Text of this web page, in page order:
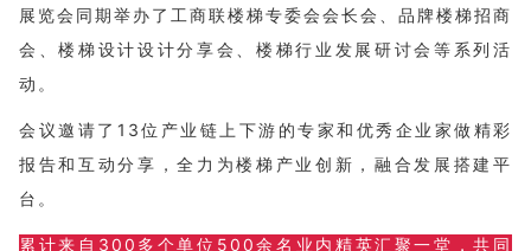
展览会同期举办了工商联楼梯专委会会长会、品牌楼梯招商
会、楼梯设计设计分享会、楼梯行业发展研讨会等系列活
动。
会议邀请了13位产业链上下游的专家和优秀企业家做精彩
报告和互动分享，全力为楼梯产业创新，融合发展搭建平
台。
累计来自300多个单位500余名业内精英汇聚一堂，共同